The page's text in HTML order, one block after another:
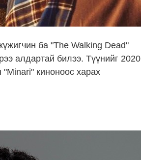
ба "The Walking Dead"
алдартай билээ. Түүнийг 2020
киноноос харах